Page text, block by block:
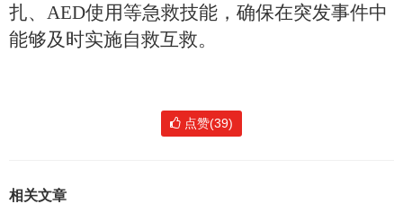
扎、AED使用等急救技能，确保在突发事件中
能够及时实施自救互救。
点赞(39)
相关文章